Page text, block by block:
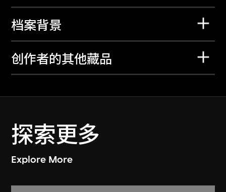
档案背景
创作者的其他藏品
探索更多
Explore More